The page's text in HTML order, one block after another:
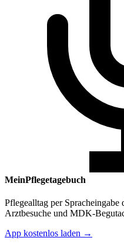
MeinPflegetagebuch
Pflegealltag per
Arztbesuche und MDK-
App kostenlos laden →